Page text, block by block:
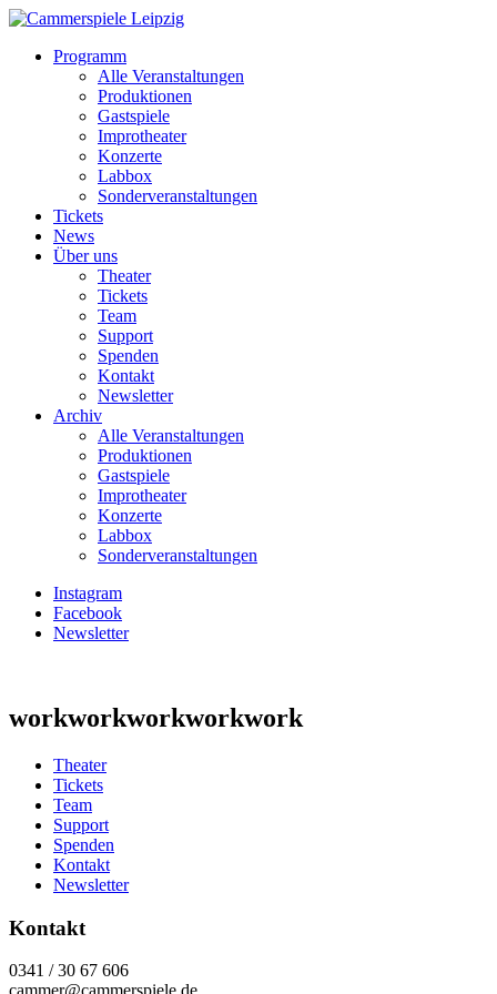
Programm
Alle Veranstaltungen
Produktionen
Gastspiele
Improtheater
Konzerte
Labbox
Sonderveranstaltungen
Tickets
News
Über uns
Theater
Tickets
Team
Support
Spenden
Kontakt
Newsletter
Archiv
Alle Veranstaltungen
Produktionen
Gastspiele
Improtheater
Konzerte
Labbox
Sonderveranstaltungen
Instagram
Facebook
Newsletter
workworkworkworkwork
Theater
Tickets
Team
Support
Spenden
Kontakt
Newsletter
Kontakt
0341 / 30 67 606